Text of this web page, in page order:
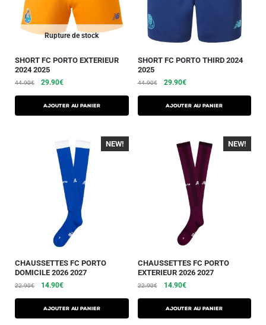
Rupture de stock
SHORT FC PORTO EXTERIEUR
2024 2025
44.90€ 29.90€
AJOUTER AU PANIER
SHORT FC PORTO THIRD 2024
2025
44.90€ 29.90€
AJOUTER AU PANIER
-30%
NEW!
CHAUSSETTES FC PORTO
DOMICILE 2026 2027
22.90€ 14.90€
Ajouter au panier
-30%
NEW!
CHAUSSETTES FC PORTO
EXTERIEUR 2026 2027
22.90€ 14.90€
Ajouter au panier